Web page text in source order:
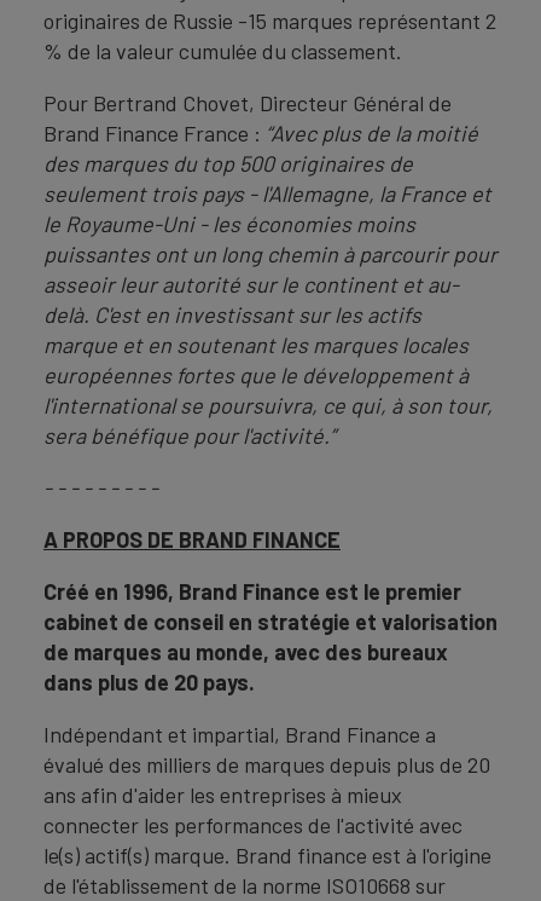
originaires de Russie -15 marques représentant 2
% de la valeur cumulée du classement.
Pour Bertrand Chovet, Directeur Général de
Brand Finance France : “Avec plus de la moitié
des marques du top 500 originaires de
seulement trois pays - l'Allemagne, la France et
le Royaume-Uni - les économies moins
puissantes ont un long chemin à parcourir pour
asseoir leur autorité sur le continent et au-
delà. C'est en investissant sur les actifs
marque et en soutenant les marques locales
européennes fortes que le développement à
l'international se poursuivra, ce qui, à son tour,
sera bénéfique pour l'activité.”
- - - - - - - - -
A PROPOS DE BRAND FINANCE
Créé en 1996, Brand Finance est le premier
cabinet de conseil en stratégie et valorisation
de marques au monde, avec des bureaux
dans plus de 20 pays.
Indépendant et impartial, Brand Finance a
évalué des milliers de marques depuis plus de 20
ans afin d'aider les entreprises à mieux
connecter les performances de l'activité avec
le(s) actif(s) marque. Brand finance est à l'origine
de l'établissement de la norme ISO10668 sur